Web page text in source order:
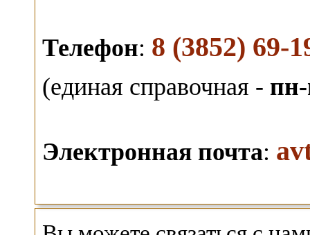
Телефон: 8 (3852) 69-
(единая справочная -
Электронная почта: